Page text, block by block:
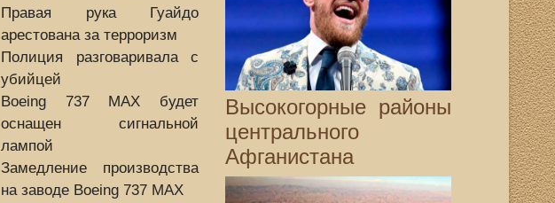
Правая рука Гуайдо
арестована за терроризм
Полиция разговаривала с
убийцей
Boeing 737 MAX будет
оснащен сигнальной
лампой
Замедление производства
на заводе Boeing 737 MAX
Высокогорные районы
центрального
Афганистана